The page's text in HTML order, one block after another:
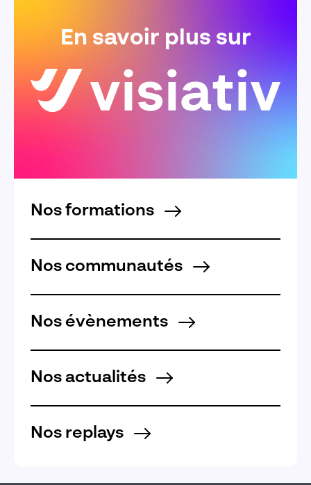
En savoir plus sur
Nos formations
Nos communautés
Nos évènements
Nos actualités
Nos replays